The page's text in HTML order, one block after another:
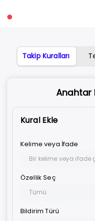
Takip Kuralları
Anahtar
Kural Ekle
Kelime veya İfade
Özellik Seç
Tümü
Tümü
Bildirim Türü